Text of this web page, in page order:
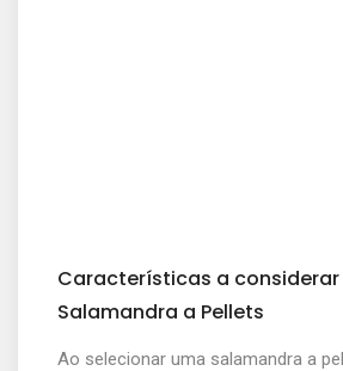
Características a
Salamandra a Pellets
Ao selecionar uma salamandra a